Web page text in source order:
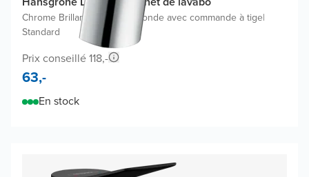
Chrome Brillant Inclus une bonde avec commande à tige|
Standard
Prix conseillé 118,-
63,-
En stock